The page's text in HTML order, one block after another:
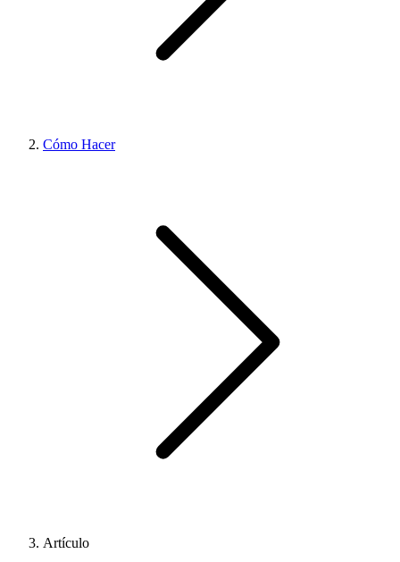
Cómo Hacer
Artículo